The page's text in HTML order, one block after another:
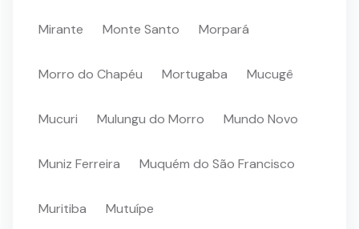
Mirante Monte Santo Morpará
Morro do Chapéu Mortugaba Mucugê
Mucuri Mulungu do Morro Mundo Novo
Muniz Ferreira Muquém do São Francisco
Muritiba Mutuípe